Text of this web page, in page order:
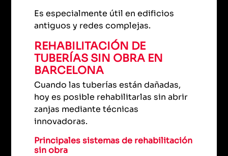
Es especialmente útil en edificios
antiguos y redes complejas.
REHABILITACIÓN DE
TUBERÍAS SIN OBRA EN
BARCELONA
Cuando las tuberías están dañadas,
hoy es posible rehabilitarlas sin abrir
zanjas mediante técnicas
innovadoras.
Principales sistemas de rehabilitación
sin obra